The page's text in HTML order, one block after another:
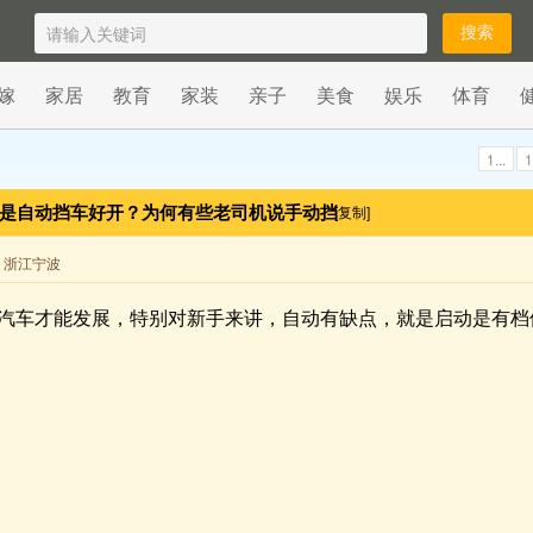
家居 教育 家装 亲子 美食 娱乐 体育
1... 1
自动挡车好开？为何有些老司机说手动挡[复制]
江宁波
车才能发展，特别对新手来讲，自动有缺点，就是启动是有档